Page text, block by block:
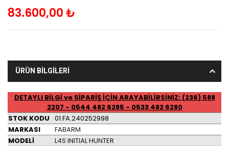
83.600,00 ₺
ÜRÜN BİLGİLERİ
DETAYLI BİLGİ ve SİPARİŞ İÇİN ARAYABİLİRSİNİZ: (236) 588
2207 - 0544 482 6285 - 0533 482 6280
STOK KODU 01.FA.240252998
MARKASI
FABARM
MODELİ
L4S INITIAL HUNTER